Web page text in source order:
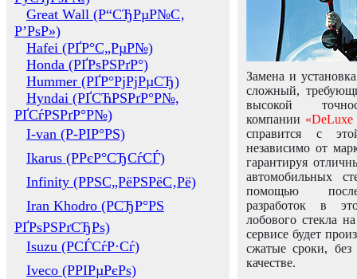
Great Wall (Р“СЂРµР№С‚
Р’РѕР»)
Hafei (РҐР°С„РµР№)
Honda (РҐРѕРЅРґР°)
Hummer (РҐР°РјРјРµСЂ)
Hyndai (РҐСЋРЅРґР°Р№,
РҐСѓРЅРґР°Р№)
I-van (Р-РІР°РЅ)
Ikarus (РРєР°СЂСѓСЃ)
Infinity (РРЅС„РёРЅРёС‚Рё)
Iran Khodro (РСЂР°РЅ
РҐРѕРЅРґСЂРѕ)
Isuzu (РСЃСѓР·Сѓ)
Iveco (РРІРµРєРѕ)
Замена и
сложный,
высокой
компании «DeLuxe
справится с
независимо от
гарантируя
автомобильных
помощью
разработок в
лобового стекла
сервисе будет
сжатые сроки,
качестве.